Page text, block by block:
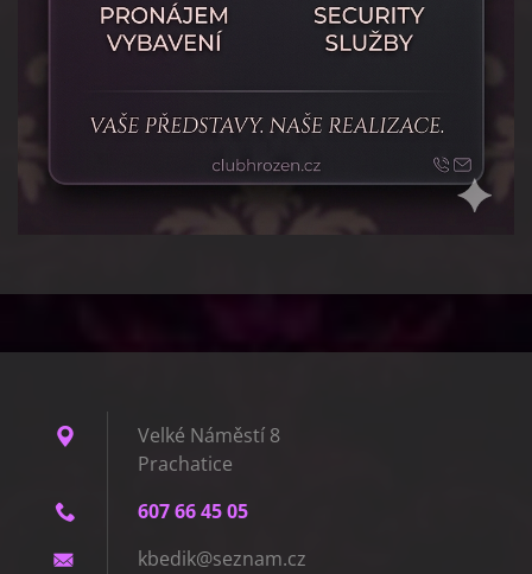
Velké Náměstí 8
Prachatice
607 66 45 05
kbedik@seznam.cz